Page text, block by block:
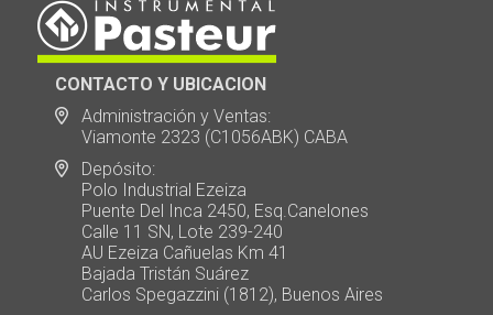
CONTACTO Y UBICACION
Administración y Ventas:
Viamonte 2323 (C1056ABK) CABA
Depósito:
Polo Industrial Ezeiza
Puente Del Inca 2450, Esq.Canelones
Calle 11 SN, Lote 239-240
AU Ezeiza Cañuelas Km 41
Bajada Tristán Suárez
Carlos Spegazzini (1812), Buenos Aires